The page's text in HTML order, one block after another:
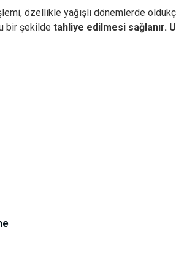
özellikle yağışlı dönemlerde
bir şekilde tahliye edilmesi sağlanır.